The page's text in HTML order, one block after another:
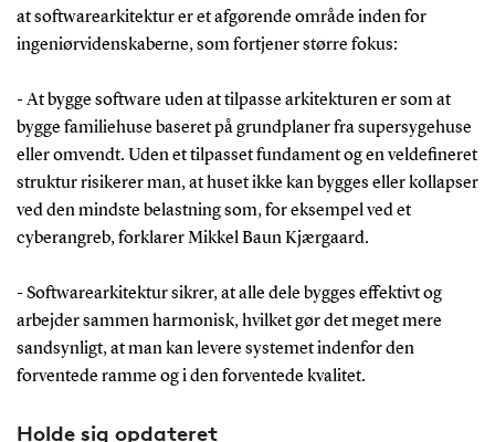
at softwarearkitektur er et afgørende område inden for
ingeniørvidenskaberne, som fortjener større fokus:
- At bygge software uden at tilpasse arkitekturen er som at
bygge familiehuse baseret på grundplaner fra supersygehuse
eller omvendt. Uden et tilpasset fundament og en veldefineret
struktur risikerer man, at huset ikke kan bygges eller kollapser
ved den mindste belastning som, for eksempel ved et
cyberangreb, forklarer Mikkel Baun Kjærgaard.
- Softwarearkitektur sikrer, at alle dele bygges effektivt og
arbejder sammen harmonisk, hvilket gør det meget mere
sandsynligt, at man kan levere systemet indenfor den
forventede ramme og i den forventede kvalitet.
Holde sig opdateret